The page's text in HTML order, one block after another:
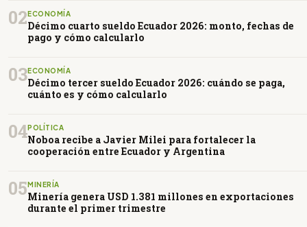
02ECONOMÍA
Décimo cuarto sueldo Ecuador 2026: monto, fechas de
pago y cómo calcularlo
03ECONOMÍA
Décimo tercer sueldo Ecuador 2026: cuándo se paga,
cuánto es y cómo calcularlo
04POLÍTICA
Noboa recibe a Javier Milei para fortalecer la
cooperación entre Ecuador y Argentina
05MINERÍA
Minería genera USD 1.381 millones en exportaciones
durante el primer trimestre